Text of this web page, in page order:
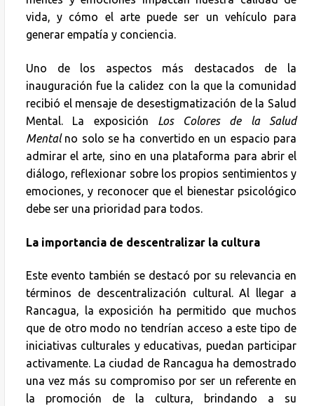
vida, y cómo el arte puede ser un vehículo para
generar empatía y conciencia.
Uno de los aspectos más destacados de la
inauguración fue la calidez con la que la comunidad
recibió el mensaje de desestigmatización de la Salud
Mental. La exposición Los Colores de la Salud
Mentalno solo se ha convertido en un espacio para
admirar el arte, sino en una plataforma para abrir el
diálogo, reflexionar sobre los propios sentimientos y
emociones, y reconocer que el bienestar psicológico
debe ser una prioridad para todos.
La importancia de descentralizar la cultura
Este evento también se destacó por su relevancia en
términos de descentralización cultural. Al llegar a
Rancagua, la exposición ha permitido que muchos
que de otro modo no tendrían acceso a este tipo de
iniciativas culturales y educativas, puedan participar
activamente. La ciudad de Rancagua ha demostrado
una vez más su compromiso por ser un referente en
la promoción de la cultura, brindando a su